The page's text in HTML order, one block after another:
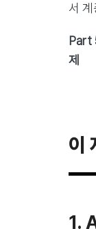
서
Part
제
이
1.